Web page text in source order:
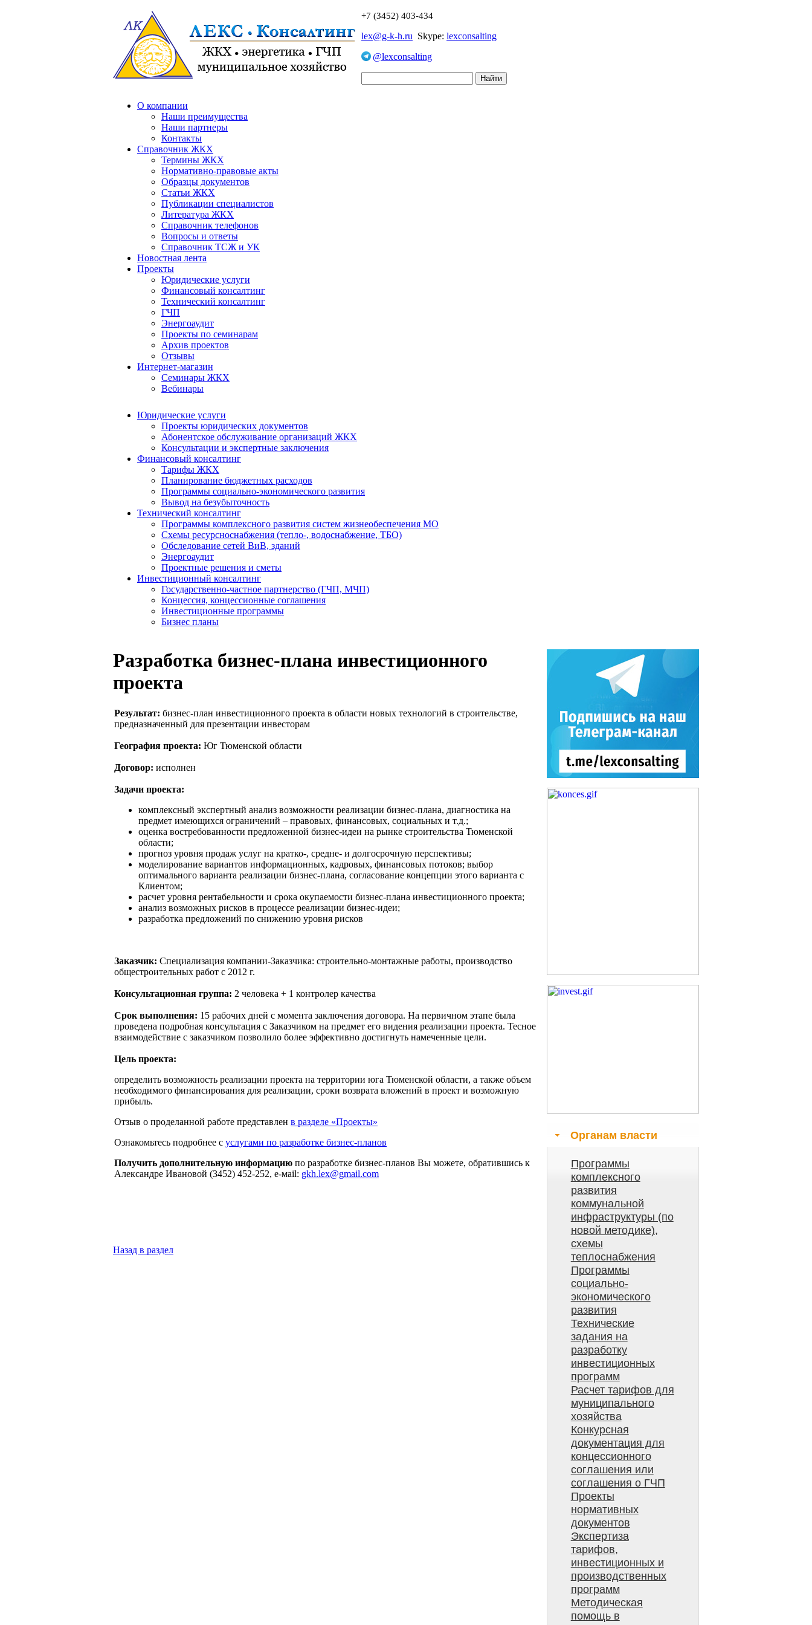
+7 (3452) 403-434
lex@g-k-h.ru Skype: lexconsalting
@lexconsalting
О компании
Наши преимущества
Наши партнеры
Контакты
Справочник ЖКХ
Термины ЖКХ
Нормативно-правовые акты
Образцы документов
Статьи ЖКХ
Публикации специалистов
Литература ЖКХ
Справочник телефонов
Вопросы и ответы
Справочник ТСЖ и УК
Новостная лента
Проекты
Юридические услуги
Финансовый консалтинг
Технический консалтинг
ГЧП
Энергоаудит
Проекты по семинарам
Архив проектов
Отзывы
Интернет-магазин
Семинары ЖКХ
Вебинары
Юридические услуги
Проекты юридических документов
Абонентское обслуживание организаций ЖКХ
Консультации и экспертные заключения
Финансовый консалтинг
Тарифы ЖКХ
Планирование бюджетных расходов
Программы социально-экономического развития
Вывод на безубыточность
Технический консалтинг
Программы комплексного развития систем жизнеобеспечения МО
Схемы ресурсноснабжения (тепло-, водоснабжение, ТБО)
Обследование сетей ВиВ, зданий
Энергоаудит
Проектные решения и сметы
Инвестиционный консалтинг
Государственно-частное партнерство (ГЧП, МЧП)
Концессия, концессионные соглашения
Инвестиционные программы
Бизнес планы
Разработка бизнес-плана инвестиционного
проекта
Результат: бизнес-план инвестиционного проекта в области новых технологий в строительстве,
предназначенный для презентации инвесторам
География проекта: Юг Тюменской области
Договор: исполнен
Задачи проекта:
комплексный экспертный анализ возможности реализации бизнес-плана, диагностика на
предмет имеющихся ограничений – правовых, финансовых, социальных и т.д.;
оценка востребованности предложенной бизнес-идеи на рынке строительства Тюменской
области;
прогноз уровня продаж услуг на кратко-, средне- и долгосрочную перспективы;
моделирование вариантов информационных, кадровых, финансовых потоков; выбор
оптимального варианта реализации бизнес-плана, согласование концепции этого варианта с
Клиентом;
расчет уровня рентабельности и срока окупаемости бизнес-плана инвестиционного проекта;
анализ возможных рисков в процессе реализации бизнес-идеи;
разработка предложений по снижению уровня рисков
Заказчик: Специализация компании-Заказчика: строительно-монтажные работы, производство
общестроительных работ с 2012 г.
Консультационная группа: 2 человека + 1 контролер качества
Срок выполнения: 15 рабочих дней с момента заключения договора. На первичном этапе была
проведена подробная консультация с Заказчиком на предмет его видения реализации проекта. Тесное
взаимодействие с заказчиком позволило более эффективно достигнуть намеченные цели.
Цель проекта:
определить возможность реализации проекта на территории юга Тюменской области, а также объем
необходимого финансирования для реализации, сроки возврата вложений в проект и возможную
прибыль.
Отзыв о проделанной работе представлен в разделе «Проекты»
Ознакомьтесь подробнее с услугами по разработке бизнес-планов
Получить дополнительную информацию по разработке бизнес-планов Вы можете, обратившись к
Александре Ивановой (3452) 452-252, e-мail: gkh.lex@gmail.com
Назад в раздел
Органам власти
Программы
комплексного
развития
коммунальной
инфраструктуры (по
новой методике),
схемы
теплоснабжения
Программы
социально-
экономического
развития
Технические
задания на
разработку
инвестиционных
программ
Расчет тарифов для
муниципального
хозяйства
Конкурсная
документация для
концессионного
соглашения или
соглашения о ГЧП
Проекты
нормативных
документов
Экспертиза
тарифов,
инвестиционных и
производственных
программ
Методическая
помощь в